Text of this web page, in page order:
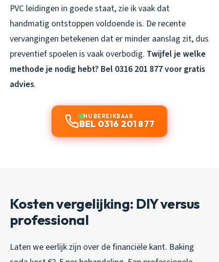
PVC leidingen in goede staat, zie ik vaak dat
handmatig ontstoppen voldoende is. De recente
vervangingen betekenen dat er minder aanslag zit, dus
preventief spoelen is vaak overbodig. Twijfel je welke
methode je nodig hebt? Bel 0316 201 877 voor gratis
advies.
NU BEREIKBAAR
BEL 0316 201 877
Kosten vergelijking: DIY versus
professional
Laten we eerlijk zijn over de financiële kant. Baking